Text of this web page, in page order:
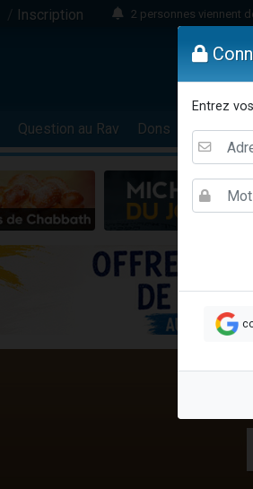
/ Inscription
2 personnes viennent
3 personnes viennent
Nouvelle émission
61 personnes
39 personnes
Il reste 49 places
Ariel vient de donner
Nathaniel vient de
6 personnes
2 personnes
Il reste 49 places
Dovan vient de
2 personnes viennent
2 personnes viennent
Question au Rav Dons Femmes
Entrez